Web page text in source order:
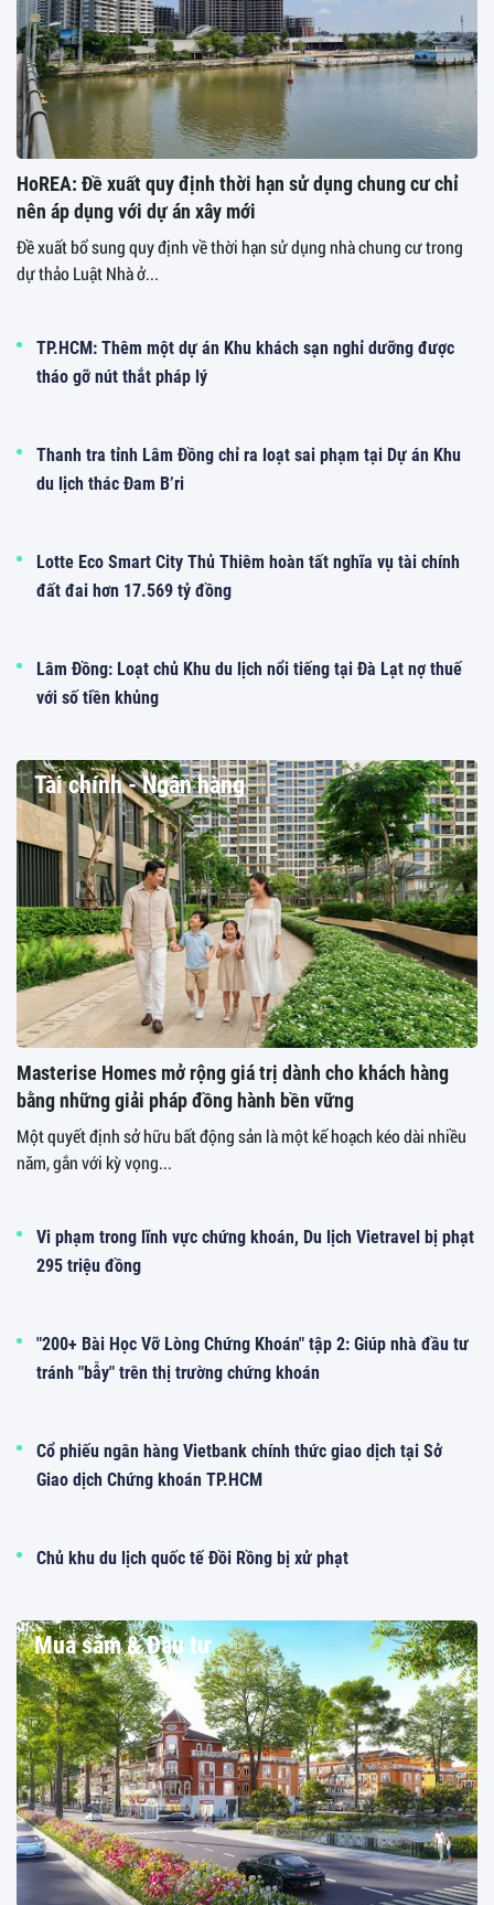
HoREA: Đề xuất quy định thời hạn sử dụng chung cư chỉ
nên áp dụng với dự án xây mới
Đề xuất bổ sung quy định về thời hạn sử dụng nhà chung cư trong
dự thảo Luật Nhà ở...
TP.HCM: Thêm một dự án Khu khách sạn nghỉ dưỡng được
tháo gỡ nút thắt pháp lý
Thanh tra tỉnh Lâm Đồng chỉ ra loạt sai phạm tại Dự án Khu
du lịch thác Đam B’ri
Lotte Eco Smart City Thủ Thiêm hoàn tất nghĩa vụ tài chính
đất đai hơn 17.569 tỷ đồng
Lâm Đồng: Loạt chủ Khu du lịch nổi tiếng tại Đà Lạt nợ thuế
với số tiền khủng
Tài chính - Ngân hàng
Masterise Homes mở rộng giá trị dành cho khách hàng
bằng những giải pháp đồng hành bền vững
Một quyết định sở hữu bất động sản là một kế hoạch kéo dài nhiều
năm, gắn với kỳ vọng...
Vi phạm trong lĩnh vực chứng khoán, Du lịch Vietravel bị phạt
295 triệu đồng
"200+ Bài Học Vỡ Lòng Chứng Khoán" tập 2: Giúp nhà đầu tư
tránh "bẫy" trên thị trường chứng khoán
Cổ phiếu ngân hàng Vietbank chính thức giao dịch tại Sở
Giao dịch Chứng khoán TP.HCM
Chủ khu du lịch quốc tế Đồi Rồng bị xử phạt
Mua sắm & Đầu tư